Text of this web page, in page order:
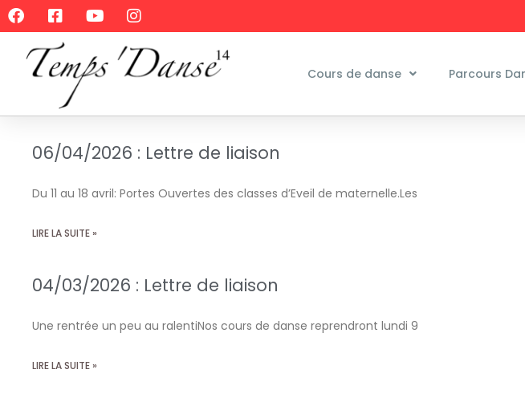
Cours de danse Parcours
06/04/2026 : Lettre de liaison
Du 11 au 18 avril: Portes Ouvertes des classes d’Eveil de maternelle.Les
LIRE LA SUITE »
04/03/2026 : Lettre de liaison
Une rentrée un peu au ralentiNos cours de danse reprendront lundi 9
LIRE LA SUITE »